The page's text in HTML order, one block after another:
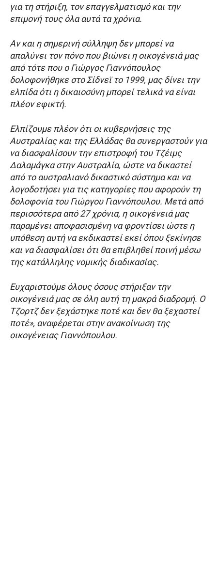
για τη στήριξη, τον επαγγελματισμό και την
επιμονή τους όλα αυτά τα χρόνια.
Αν και η σημερινή σύλληψη δεν μπορεί να
απαλύνει τον πόνο που βιώνει η οικογένειά μας
από τότε που ο Γιώργος Γιαννόπουλος
δολοφονήθηκε στο Σίδνεϊ το 1999, μας δίνει την
ελπίδα ότι η δικαιοσύνη μπορεί τελικά να είναι
πλέον εφικτή.
Ελπίζουμε πλέον ότι οι κυβερνήσεις της
Αυστραλίας και της Ελλάδας θα συνεργαστούν για
να διασφαλίσουν την επιστροφή του Τζέιμς
Δαλαμάγκα στην Αυστραλία, ώστε να δικαστεί
από το αυστραλιανό δικαστικό σύστημα και να
λογοδοτήσει για τις κατηγορίες που αφορούν τη
δολοφονία του Γιώργου Γιαννόπουλου. Μετά από
περισσότερα από 27 χρόνια, η οικογένειά μας
παραμένει αποφασισμένη να φροντίσει ώστε η
υπόθεση αυτή να εκδικαστεί εκεί όπου ξεκίνησε
και να διασφαλίσει ότι θα επιβληθεί ποινή μέσω
της κατάλληλης νομικής διαδικασίας.
Ευχαριστούμε όλους όσους στήριξαν την
οικογένειά μας σε όλη αυτή τη μακρά διαδρομή. Ο
Τζορτζ δεν ξεχάστηκε ποτέ και δεν θα ξεχαστεί
ποτέ», αναφέρεται στην ανακοίνωση της
οικογένειας Γιαννόπουλου.